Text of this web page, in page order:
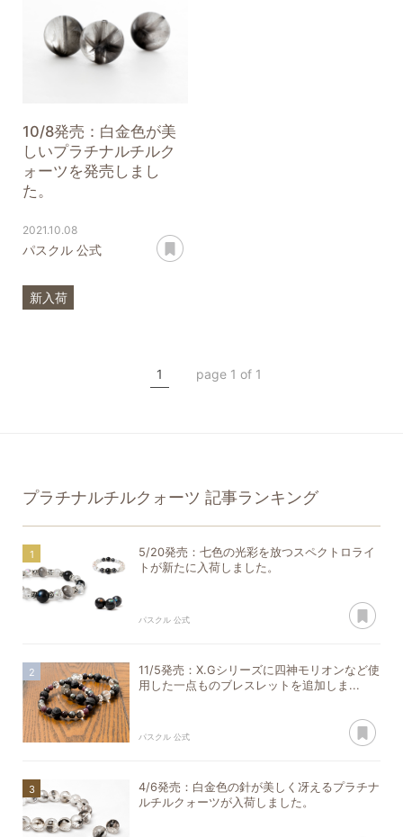
オレンジタイガーアイ
ヒマラヤクリスタル
10/8発売：白金色が美
しいプラチナルチルク
ォーツを発売しまし
た。
2021.10.08
パスクル 公式
新入荷
1
page 1 of 1
プラチナルチルクォーツ 記事ランキング
5/20発売：七色の光彩を放つスペクトロライ
トが新たに入荷しました。
パスクル 公式
11/5発売：X.Gシリーズに四神モリオンなど使
用した一点ものブレスレットを追加しま...
パスクル 公式
4/6発売：白金色の針が美しく冴えるプラチナ
ルチルクォーツが入荷しました。